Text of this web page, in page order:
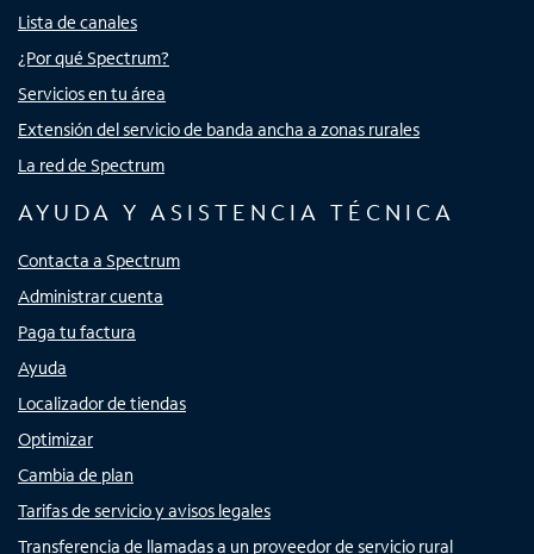
Lista de canales
¿Por qué Spectrum?
Servicios en tu área
Extensión del servicio de banda ancha a zonas rurales
La red de Spectrum
AYUDA Y ASISTENCIA TÉCNICA
Contacta a Spectrum
Administrar cuenta
Paga tu factura
Ayuda
Localizador de tiendas
Optimizar
Cambia de plan
Tarifas de servicio y avisos legales
Transferencia de llamadas a un proveedor de servicio rural